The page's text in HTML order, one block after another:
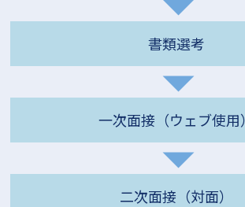
書類選考
一次面接（ウェブ使用）
二次面接（対面）